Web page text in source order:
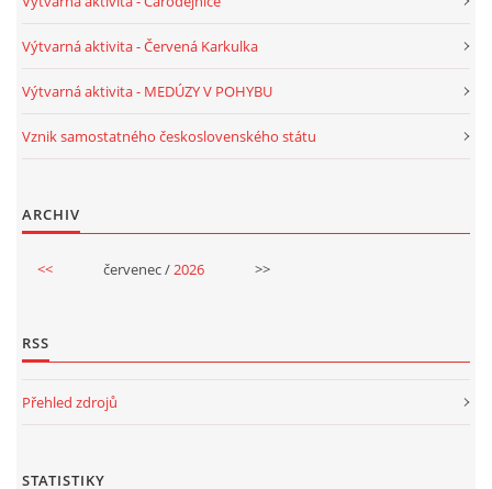
HÁDANKY K TÉMATU JARO, LÉTO, PODZIM,ZIMA
PÍSNĚ K TÉMATU JARO
POHYBOVÉ AKTIVITY NA TÉMA JARO
BÁSNĚ K TÉMATU LÉTO
Výtvarná aktivita - Červená Karkulka
Výtvarná aktivita - MEDÚZY V POHYBU
Vznik samostatného československého státu
ARCHIV
<< červenec /2026 >>
RSS
Přehled zdrojů
STATISTIKY